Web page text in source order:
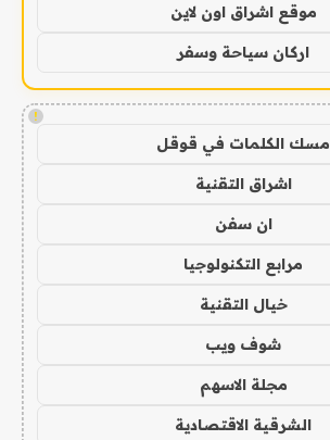
موقع اشراق اون لاين
اركان سياحة وسفر
!
مسك الكلمات في قوقل
اشراق التقنية
ان سفن
مرابع التكنولوجيا
خيال التقنية
شوف ويب
مجلة الاسهم
الشرقية الاقتصادية